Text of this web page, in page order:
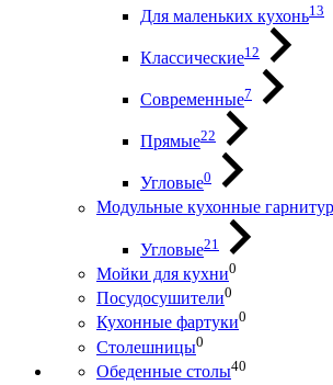
Для маленьких кухонь13
Классические12
Современные7
Прямые22
Угловые0
Модульные кухонные
Угловые21
Мойки для кухни0
Посудосушители0
Кухонные фартуки0
Столешницы0
Обеденные столы40